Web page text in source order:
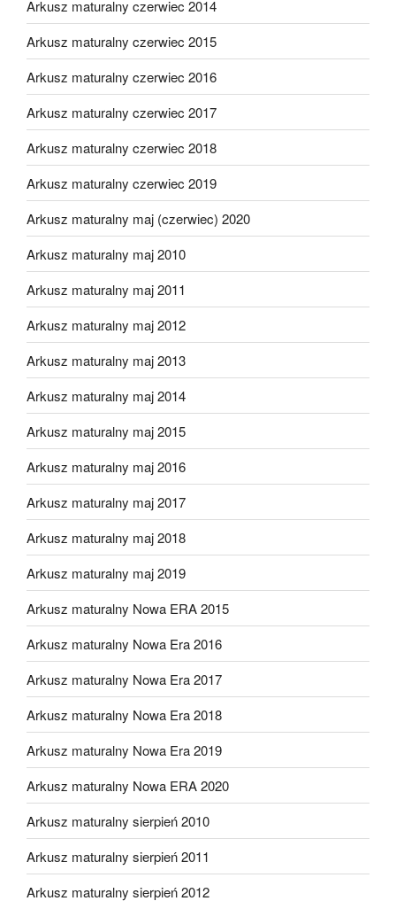
Arkusz maturalny czerwiec 2014
Arkusz maturalny czerwiec 2015
Arkusz maturalny czerwiec 2016
Arkusz maturalny czerwiec 2017
Arkusz maturalny czerwiec 2018
Arkusz maturalny czerwiec 2019
Arkusz maturalny maj (czerwiec) 2020
Arkusz maturalny maj 2010
Arkusz maturalny maj 2011
Arkusz maturalny maj 2012
Arkusz maturalny maj 2013
Arkusz maturalny maj 2014
Arkusz maturalny maj 2015
Arkusz maturalny maj 2016
Arkusz maturalny maj 2017
Arkusz maturalny maj 2018
Arkusz maturalny maj 2019
Arkusz maturalny Nowa ERA 2015
Arkusz maturalny Nowa Era 2016
Arkusz maturalny Nowa Era 2017
Arkusz maturalny Nowa Era 2018
Arkusz maturalny Nowa Era 2019
Arkusz maturalny Nowa ERA 2020
Arkusz maturalny sierpień 2010
Arkusz maturalny sierpień 2011
Arkusz maturalny sierpień 2012